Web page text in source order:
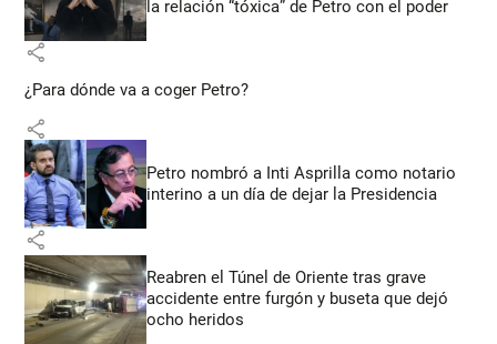
la relación “tóxica” de Petro con el poder
share
¿Para dónde va a coger Petro?
share
Petro nombró a Inti Asprilla como notario
interino a un día de dejar la Presidencia
share
Reabren el Túnel de Oriente tras grave
accidente entre furgón y buseta que dejó
ocho heridos